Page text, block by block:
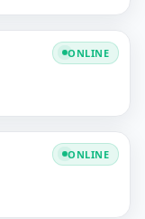
ONLINE
ONLINE